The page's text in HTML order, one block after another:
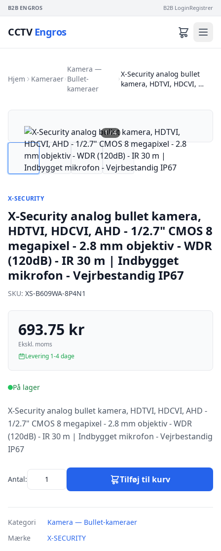
B2B ENGROS B2B LoginRegistrer
CCTVEngros
Hjem Kameraer
Kamera —
Bullet-
kameraer
X-Security analog bullet
kamera, HDTVI, HDCVI, …
1/4
X-SECURITY
X-Security analog bullet kamera,
HDTVI, HDCVI, AHD - 1/2.7" CMOS 8
megapixel - 2.8 mm objektiv - WDR
(120dB) - IR 30 m | Indbygget
mikrofon - Vejrbestandig IP67
SKU: XS-B609WA-8P4N1
693.75 kr
Ekskl. moms
Levering 1-4 dage
På lager
X-Security analog bullet kamera, HDTVI, HDCVI, AHD -
1/2.7" CMOS 8 megapixel - 2.8 mm objektiv - WDR
(120dB) - IR 30 m | Indbygget mikrofon - Vejrbestandig
IP67
Antal: Tilføj til kurv
Kategori
Kamera — Bullet-kameraer
Mærke
X-SECURITY